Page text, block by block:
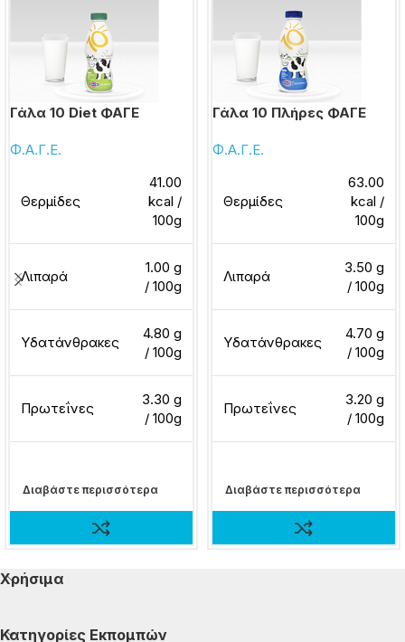
Γάλα 10 Diet ΦΑΓΕ
Φ.Α.Γ.Ε.
Θερμίδες
41.00
kcal /
100g
Λιπαρά
1.00 g
/ 100g
Υδατάνθρακες
4.80 g
/ 100g
Πρωτεΐνες
3.30 g
/ 100g
Διαβάστε περισσότερα
Γάλα 10 Πλήρες ΦΑΓΕ
Φ.Α.Γ.Ε.
Θερμίδες
63.00
kcal /
100g
Λιπαρά
3.50 g
/ 100g
Υδατάνθρακες
4.70 g
/ 100g
Πρωτεΐνες
3.20 g
/ 100g
Διαβάστε περισσότερα
Χρήσιμα
Κατηγορίες Εκπομπών